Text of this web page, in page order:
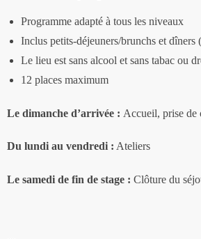
Programme adapté à tous les niveaux
Inclus petits-déjeuners/brunchs et
Le lieu est sans alcool et sans tabac ou
12 places maximum
Le dimanche d’arrivée : Accueil, prise de
Du lundi au vendredi : Ateliers
Le samedi de fin de stage : Clôture du